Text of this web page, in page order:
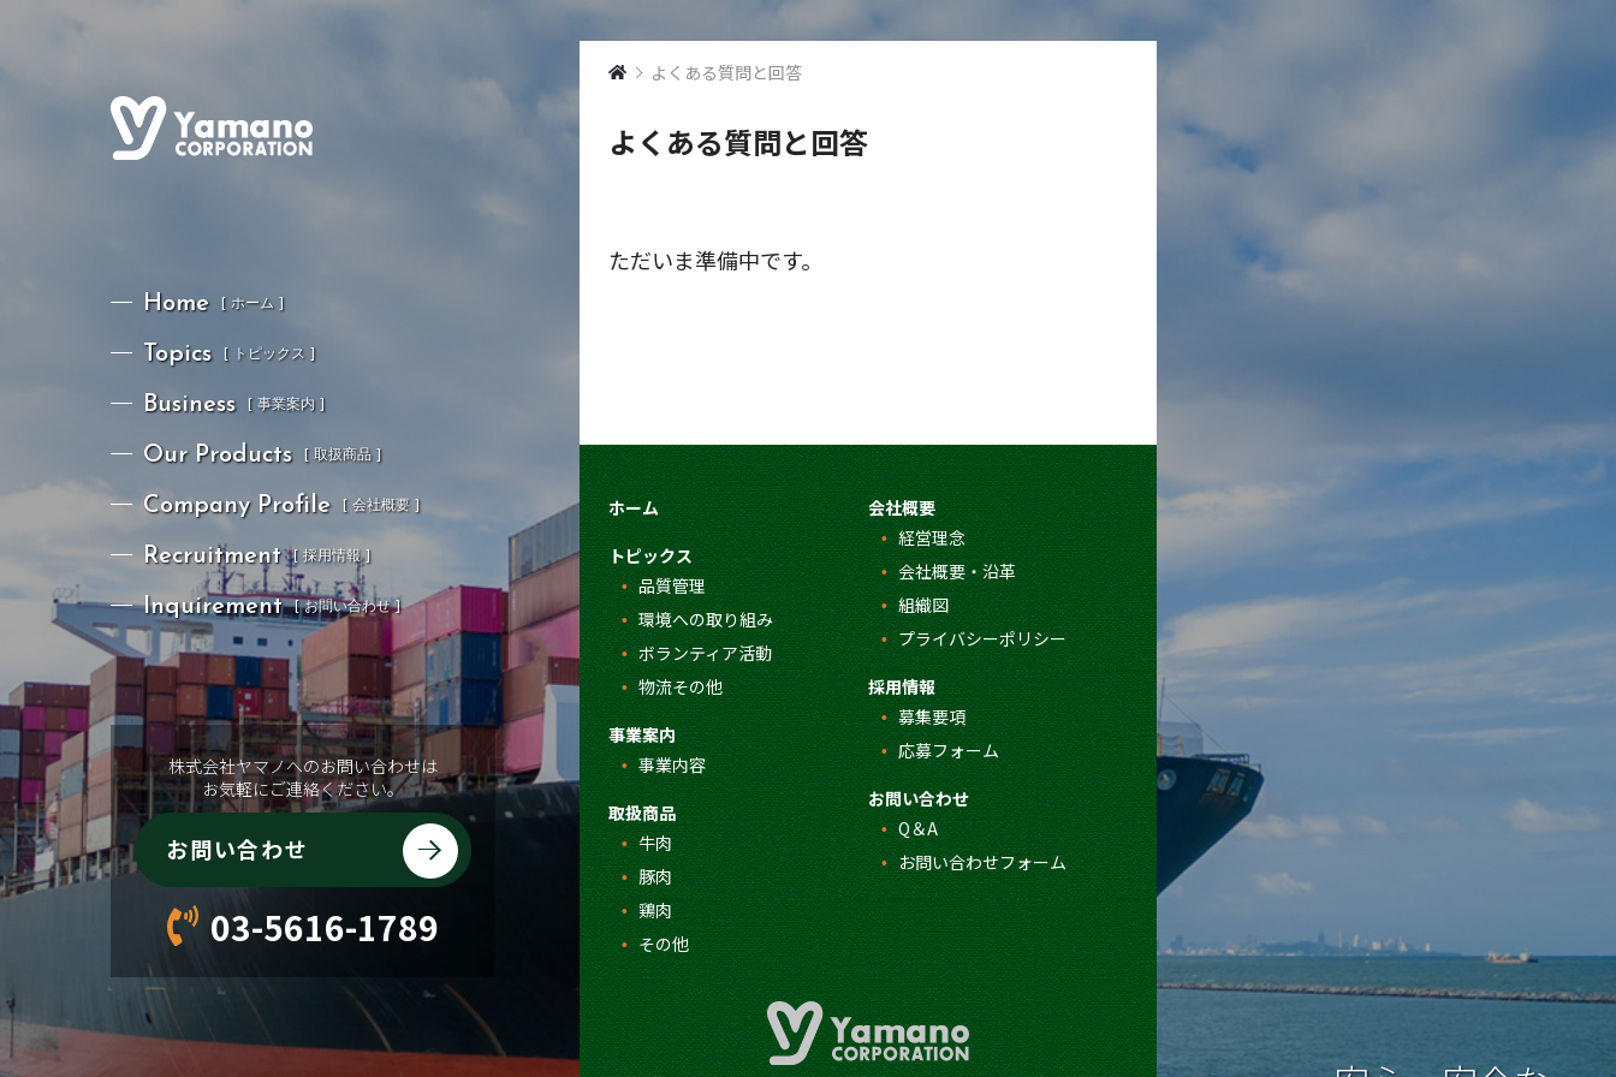
Home
Home [ ホーム ]
Topics
Topics [ トピックス ]
Business
Business [ 事業案内 ]
Our Products [ 取扱商品 ]
Our Products [ 取扱商品 ]
Company Profile
Company Profile [ 会社概要 ]
Recruitment [ 採用情報 ]
Recruitment [ 採用情報 ]
Inquirement [ お問い合わせ ]
Inquirement [ お問い合わせ ]
株式会社ヤマノへのお問い合わせは
お気軽にご連絡ください。
お問い合わせ
03-5616-1789
よくある質問と回答
よくある質問と回答
ただいま準備中です。
ホーム
トピックス
品質管理
環境への取り組み
ボランティア活動
物流その他
事業案内
事業内容
取扱商品
牛肉
豚肉
鶏肉
その他
会社概要
経営理念
会社概要・沿革
組織図
プライバシーポリシー
採用情報
募集要項
応募フォーム
お問い合わせ
Q＆A
お問い合わせフォーム